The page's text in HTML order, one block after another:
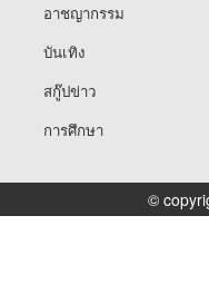
อาชญากรรม
บันเทิง
สกู๊ปข่าว
การศึกษา
©